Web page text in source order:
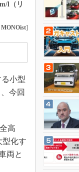
l（リ
]
小型
今回
高
型化す
両と